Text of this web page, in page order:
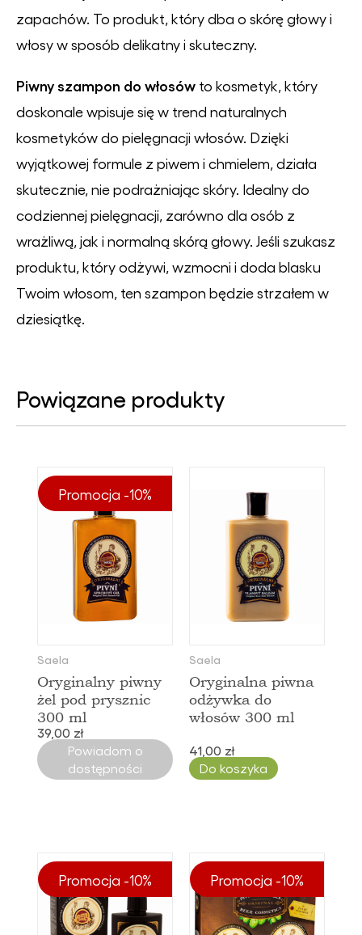
zapachów. To produkt, który dba o skórę głowy i
włosy w sposób delikatny i skuteczny.
Piwny szampon do włosów to kosmetyk, który
doskonale wpisuje się w trend naturalnych
kosmetyków do pielęgnacji włosów. Dzięki
wyjątkowej formule z piwem i chmielem, działa
skutecznie, nie podrażniając skóry. Idealny do
codziennej pielęgnacji, zarówno dla osób z
wrażliwą, jak i normalną skórą głowy. Jeśli szukasz
produktu, który odżywi, wzmocni i doda blasku
Twoim włosom, ten szampon będzie strzałem w
dziesiątkę.
Powiązane produkty
Promocja -10%
Saela
Oryginalny piwny
żel pod prysznic
300 ml
39,00 zł
Powiadom o
dostępności
Saela
Oryginalna piwna
odżywka do
włosów 300 ml
41,00 zł
Do koszyka
Promocja -10% Promocja -10%